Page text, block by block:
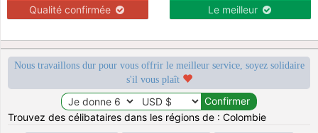
Qualité confirmée Le meilleur
Nous travaillons dur pour vous offrir le meilleur service, soyez solidaire
s'il vous plaît
Trouvez des célibataires dans les régions de : Colombie